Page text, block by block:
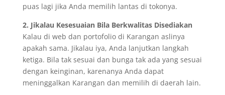
puas lagi jika Anda memilih lantas di tokonya.
2. Jikalau Kesesuaian Bila Berkwalitas Disediakan
Kalau di web dan portofolio di Karangan aslinya
apakah sama. Jikalau iya, Anda lanjutkan langkah
ketiga. Bila tak sesuai dan bunga tak ada yang sesuai
dengan keinginan, karenanya Anda dapat
meninggalkan Karangan dan memilih di daerah lain.